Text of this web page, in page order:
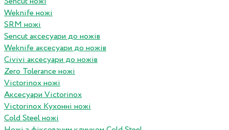
Weknife ножі
SRM ножі
Sencut аксесуари до ножів
Weknife аксесуари до ножів
Civivi аксесуари до ножів
Zero Tolerance ножі
Victorinox ножі
Аксесуари Victorinox
Victorinox Кухонні ножі
Cold Steel ножі